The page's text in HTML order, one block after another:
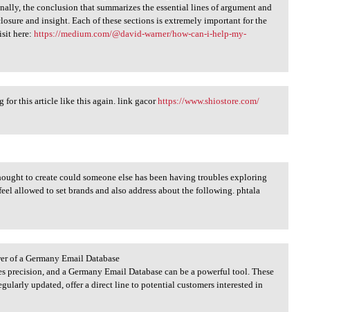
the conclusion that summarizes the essential lines of argument and
and insight. Each of these sections is extremely important for the
here:https://medium.com/@david-warner/how-can-i-help-my-
for this article like this again. link gacorhttps://www.shiostore.com/
to create could someone else has been having troubles exploring
allowed to set brands and also address about the following. phtala
of a Germany Email Database
precision, and a Germany Email Database can be a powerful tool. These
updated, offer a direct line to potential customers interested in